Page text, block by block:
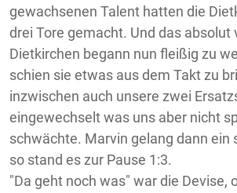
gewachsenen Talent hatten die
drei Tore gemacht. Und das absolut
Dietkirchen begann nun fleißig zu
schien sie etwas aus dem Takt zu
inzwischen auch unsere zwei
eingewechselt was uns aber nicht
schwächte. Marvin gelang dann ein
so stand es zur Pause 1:3.
"Da geht noch was" war die Devise,